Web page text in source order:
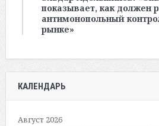
показывает, как должен
антимонопольный
рынке»
КАЛЕНДАРЬ
Август 2026